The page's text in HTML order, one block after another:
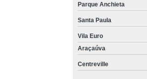
Parque Anchieta
Santa Paula
Vila Euro
Araçaúva
Centreville